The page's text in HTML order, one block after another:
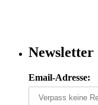
Newsletter
Email-Adresse: